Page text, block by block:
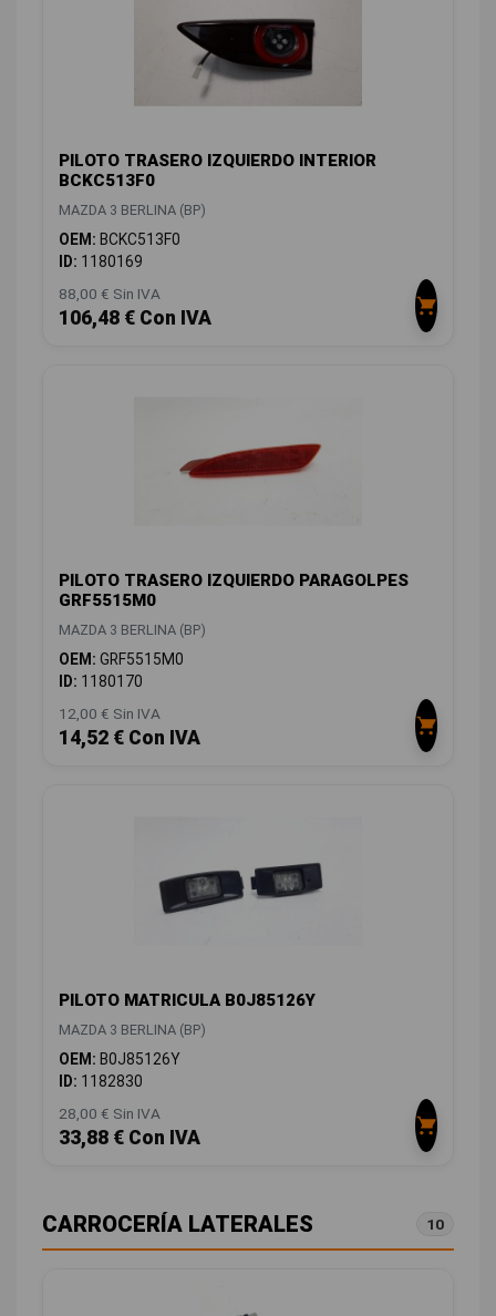
PILOTO TRASERO IZQUIERDO INTERIOR
BCKC513F0
MAZDA 3 BERLINA (BP)
OEM: BCKC513F0
ID: 1180169
88,00 € Sin IVA
106,48 € Con IVA
PILOTO TRASERO IZQUIERDO PARAGOLPES
GRF5515M0
MAZDA 3 BERLINA (BP)
OEM: GRF5515M0
ID: 1180170
12,00 € Sin IVA
14,52 € Con IVA
PILOTO MATRICULA B0J85126Y
MAZDA 3 BERLINA (BP)
OEM: B0J85126Y
ID: 1182830
28,00 € Sin IVA
33,88 € Con IVA
CARROCERÍA LATERALES 10